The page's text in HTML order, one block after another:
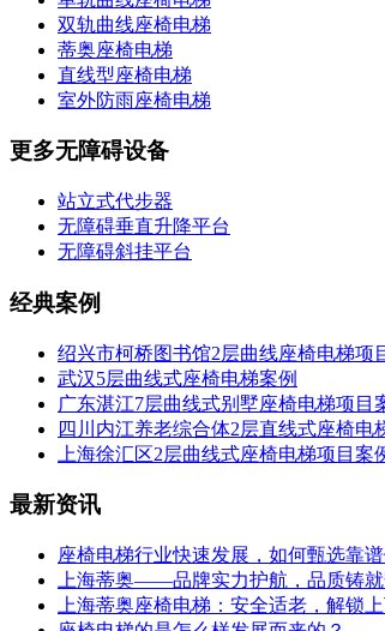
双轨曲线座椅电梯
蒂奥座椅电梯
直线型座椅电梯
室外防雨座椅电梯
更多无障碍设备
站立式代步器
无障碍垂直升降平台
无障碍斜挂平台
经典案例
绍兴市柯桥图书馆2层曲线座椅电梯项
武汉5层曲线式座椅电梯案例
广东湛江7层曲线式别墅座椅电梯项目
四川内江养老综合体2层直线式座椅电
上海徐汇区2层曲线式座椅电梯项目案
最新资讯
座椅电梯行业快速发展，如何甄选靠
上海蒂奥——品牌实力护航，品质铸
上海蒂奥座椅电梯：安全适老，解锁